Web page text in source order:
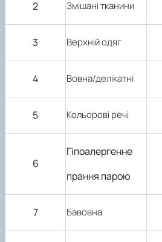
2 Змішані тканини
3 Верхній одяг
4 Вовна/делікатні
5 Кольорові речі
6
Гіпоалергенне
прання парою
7 Бавовна